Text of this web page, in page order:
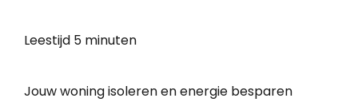
Leestijd 5 minuten
Jouw woning isoleren en energie besparen